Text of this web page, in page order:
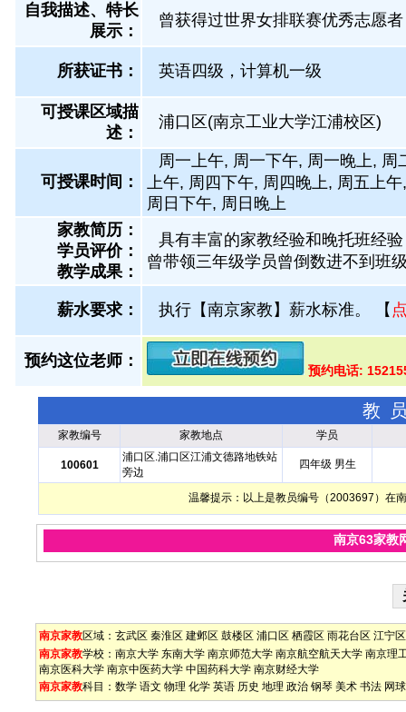
自我描述、特长
展示 ：
曾获得过世界女排联赛优秀志愿
所获证书 ： 英语四级，计算机一级
可授课区域描
述：
浦口区(南京工业大学江浦校区)
可授课时间：
周一上午, 周一下午, 周一晚上,
上午, 周四下午, 周四晚上, 周五上
周日下午, 周日晚上
家教简历：
学员评价：
教学成果：
具有丰富的家教经验和晚托班经
曾带领三年级学员曾倒数进不到班
薪水要求： 执行【南京家教】薪水标准。 【
预约这位老师：
预约电话:
教
家教编号 家教地点 学员
100601
浦口区.浦口区江浦文德路地铁站
旁边
四年级 男生
温馨提示：以上是教员编号（2003697）在
南京63家教
南京家教区域： 玄武区 秦淮区 建邺区 鼓楼区 浦口区 栖霞区 雨花台区 江宁区
南京家教学校： 南京大学 东南大学 南京师范大学 南京航空航天大学 南京理
南京医科大学 南京中医药大学 中国药科大学 南京财经大学
南京家教科目： 数学 语文 物理 化学 英语 历史 地理 政治 钢琴 美术 书法 网球